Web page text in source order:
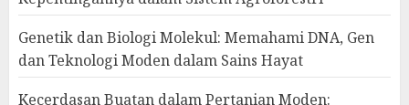
Genetik dan Biologi Molekul: Memahami DNA, Gen
dan Teknologi Moden dalam Sains Hayat
Kecerdasan Buatan dalam Pertanian Moden: